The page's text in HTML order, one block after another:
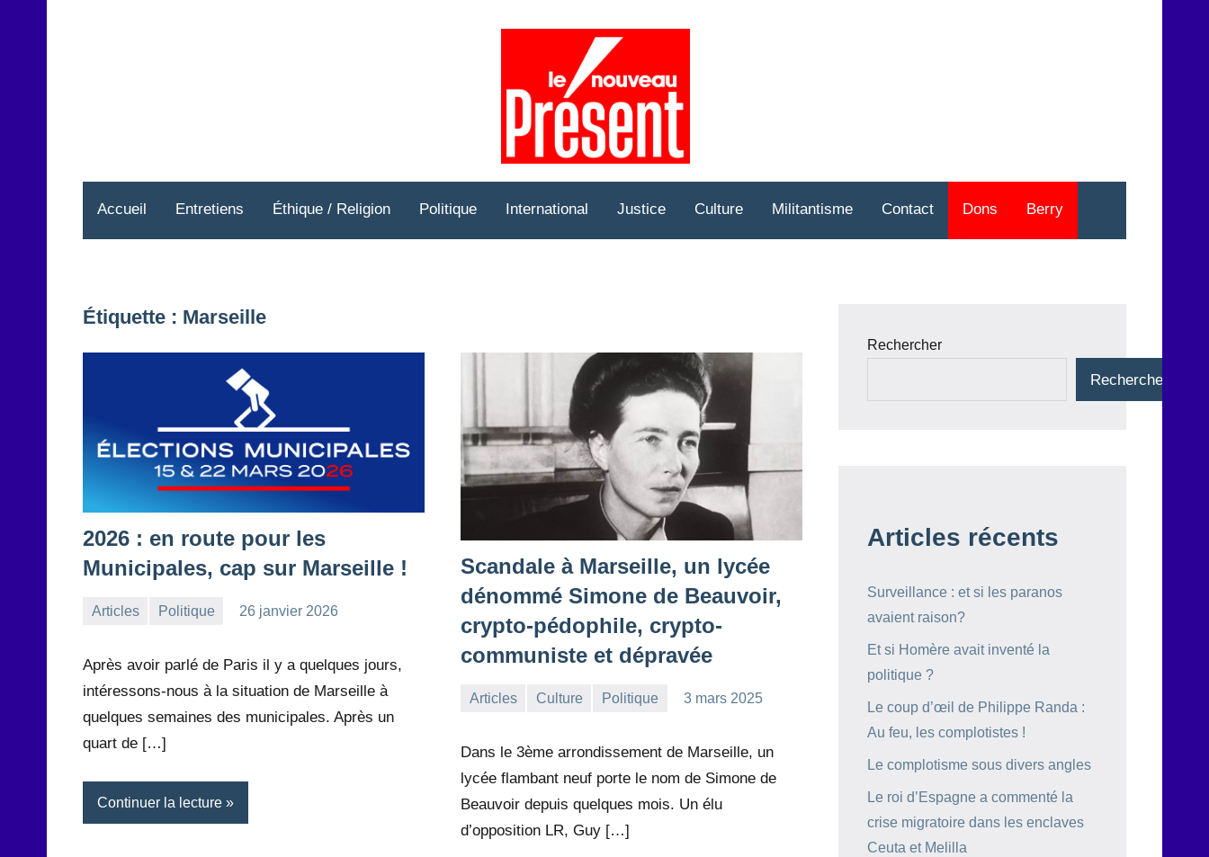
Accueil Entretiens Éthique / Religion Politique International Justice Culture Militantisme Contact Dons Berry
Étiquette : Marseille
2026 : en route pour les
Municipales, cap sur Marseille !
Articles Politique
26 janvier 2026
Après avoir parlé de Paris il y a quelques jours,
intéressons-nous à la situation de Marseille à
quelques semaines des municipales. Après un
quart de […]
Continuer la lecture
Scandale à Marseille, un lycée
dénommé Simone de Beauvoir,
crypto-pédophile, crypto-
communiste et dépravée
Articles Culture Politique
3 mars 2025
Dans le 3ème arrondissement de Marseille, un
lycée flambant neuf porte le nom de Simone de
Beauvoir depuis quelques mois. Un élu
d’opposition LR, Guy […]
Rechercher
Rechercher
Articles récents
Surveillance : et si les paranos
avaient raison?
Et si Homère avait inventé la
politique ?
Le coup d’œil de Philippe Randa :
Au feu, les complotistes !
Le complotisme sous divers angles
Le roi d’Espagne a commenté la
crise migratoire dans les enclaves
Ceuta et Melilla